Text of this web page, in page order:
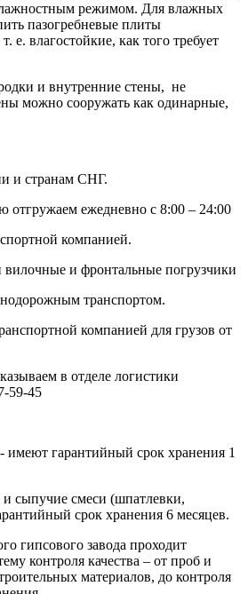
режимом. Для влажных
пазогребневые плиты
е. влагостойкие, как того требует
и внутренние стены, не
можно сооружать как одинарные,
и странам СНГ.
ежедневно с 8:00 – 24:00
компанией.
и фронтальные погрузчики
транспортом.
компанией для грузов от
в отделе логистики
59-45
гарантийный срок хранения 1
сыпучие смеси (шпатлевки,
срок хранения 6 месяцев.
гипсового завода проходит
контроля качества – от проб и
материалов, до контроля